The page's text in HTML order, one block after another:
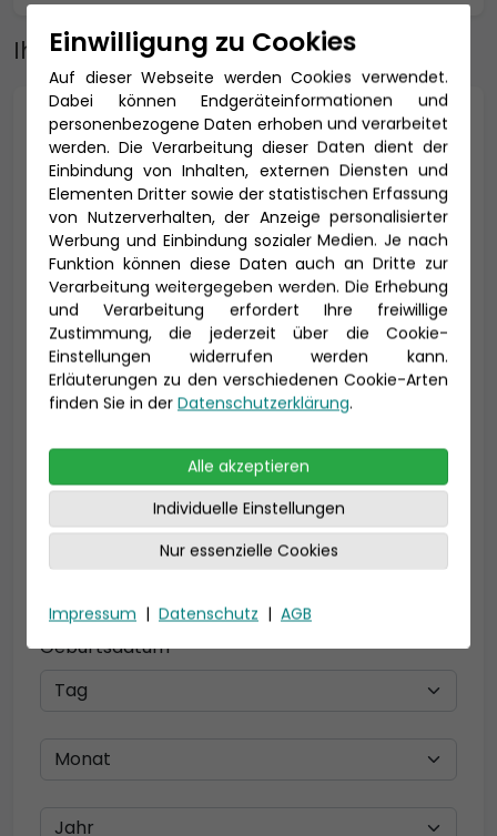
Ihre Adresse
Anrede *
Titel
Vorname * Nachname *
Telefon *
Geburtsdatum
Einwilligung zu Cookies
Auf dieser Webseite werden Cookies verwendet.
Dabei können Endgeräteinformationen und
personenbezogene Daten erhoben und verarbeitet
werden. Die Verarbeitung dieser Daten dient der
Einbindung von Inhalten, externen Diensten und
Elementen Dritter sowie der statistischen Erfassung
von Nutzerverhalten, der Anzeige personalisierter
Werbung und Einbindung sozialer Medien. Je nach
Funktion können diese Daten auch an Dritte zur
Verarbeitung weitergegeben werden. Die Erhebung
und Verarbeitung erfordert Ihre freiwillige
Zustimmung, die jederzeit über die Cookie-
Einstellungen widerrufen werden kann.
Erläuterungen zu den verschiedenen Cookie-Arten
finden Sie in der Datenschutzerklärung.
Alle akzeptieren
Individuelle Einstellungen
Nur essenzielle Cookies
Impressum | Datenschutz | AGB